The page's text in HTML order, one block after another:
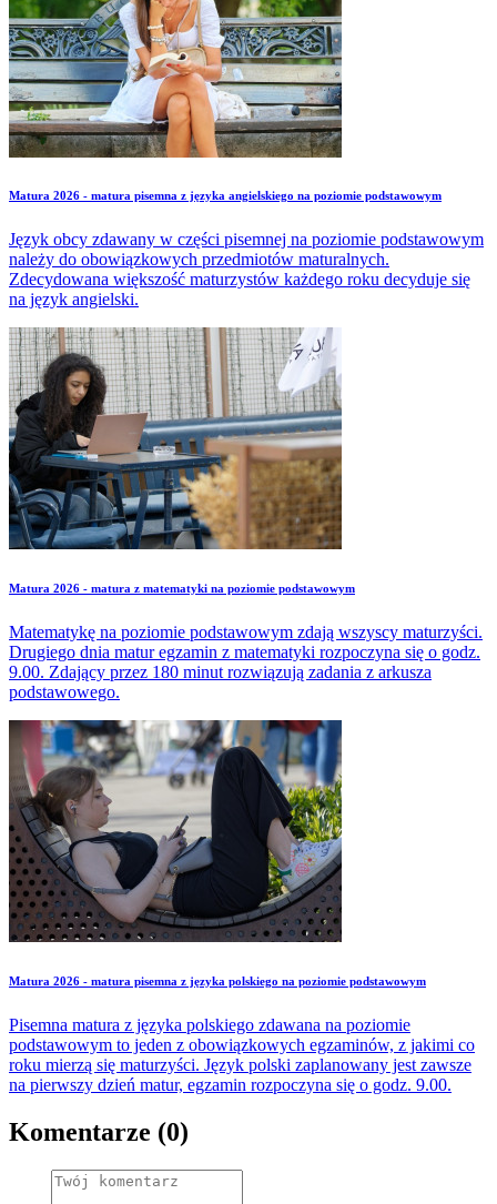
Matura 2026 - matura pisemna z języka angielskiego na poziomie podstawowym
Język obcy zdawany w części pisemnej na poziomie podstawowym
należy do obowiązkowych przedmiotów maturalnych.
Zdecydowana większość maturzystów każdego roku decyduje się
na język angielski.
Matura 2026 - matura z matematyki na poziomie podstawowym
Matematykę na poziomie podstawowym zdają wszyscy maturzyści.
Drugiego dnia matur egzamin z matematyki rozpoczyna się o godz.
9.00. Zdający przez 180 minut rozwiązują zadania z arkusza
podstawowego.
Matura 2026 - matura pisemna z języka polskiego na poziomie podstawowym
Pisemna matura z języka polskiego zdawana na poziomie
podstawowym to jeden z obowiązkowych egzaminów, z jakimi co
roku mierzą się maturzyści. Język polski zaplanowany jest zawsze
na pierwszy dzień matur, egzamin rozpoczyna się o godz. 9.00.
Komentarze (0)